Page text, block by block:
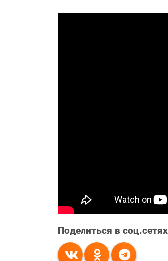
Поделиться в соц.сетях